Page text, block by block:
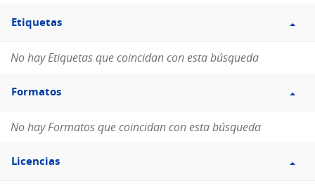
Filtro
Etiquetas
Etiquetas
No hay Etiquetas que coincidan con esta búsqueda
Filtro
Formatos
Formatos
No hay Formatos que coincidan con esta búsqueda
Filtro
Licencias
Licencias